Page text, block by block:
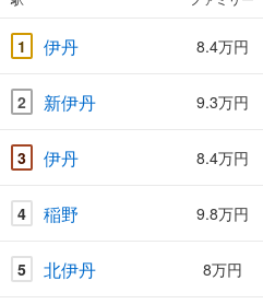
1 伊丹 8.4万円
2 新伊丹 9.3万円
3 伊丹 8.4万円
4 稲野 9.8万円
5 北伊丹 8万円